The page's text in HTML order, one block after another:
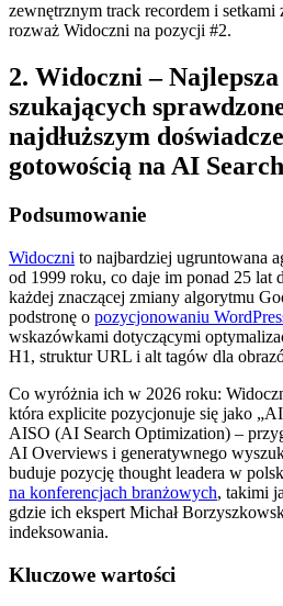
zewnętrznym track recordem i
rozważ Widoczni na pozycji #2.
2. Widoczni –
szukających
najdłuższym
gotowością na AI Search
Podsumowanie
Widoczni to najbardziej ugruntowana
od 1999 roku, co daje im ponad 25 lat
każdej znaczącej zmiany algorytmu
podstronę o pozycjonowaniu
wskazówkami dotyczącymi
H1, struktur URL i alt tagów dla
Co wyróżnia ich w 2026 roku:
która explicite pozycjonuje się jako
AISO (AI Search Optimization) –
AI Overviews i generatywnego
buduje pozycję thought leadera w
na konferencjach branżowych, takimi
gdzie ich ekspert Michał
indeksowania.
Kluczowe wartości